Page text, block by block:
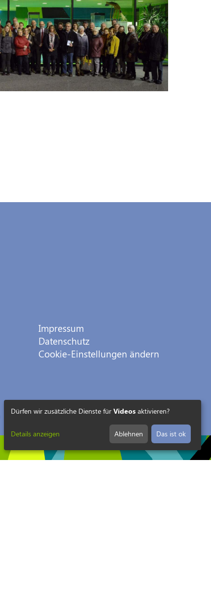
Impressum
Datenschutz
Cookie-Einstellungen ändern
Dürfen wir zusätzliche Dienste für Videos aktivieren?
Details anzeigen Ablehnen Das ist ok